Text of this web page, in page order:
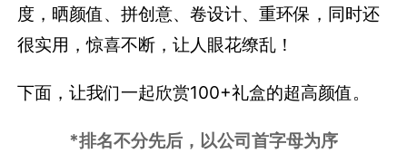
度，晒颜值、拼创意、卷设计、重环保，同时还
很实用，惊喜不断，让人眼花缭乱！
下面，让我们一起欣赏100+礼盒的超高颜值。
*排名不分先后，以公司首字母为序